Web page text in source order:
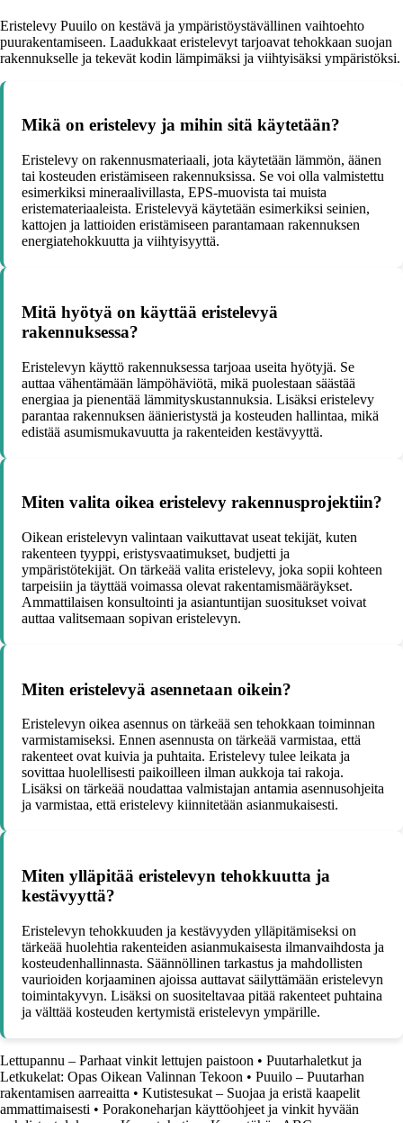
Eristelevy Puuilo on kestävä ja ympäristöystävällinen vaihtoehto
puurakentamiseen. Laadukkaat eristelevyt tarjoavat tehokkaan suojan
rakennukselle ja tekevät kodin lämpimäksi ja viihtyisäksi ympäristöksi.
Mikä on eristelevy ja mihin sitä käytetään?
Eristelevy on rakennusmateriaali, jota käytetään lämmön, äänen
tai kosteuden eristämiseen rakennuksissa. Se voi olla valmistettu
esimerkiksi mineraalivillasta, EPS-muovista tai muista
eristemateriaaleista. Eristelevyä käytetään esimerkiksi seinien,
kattojen ja lattioiden eristämiseen parantamaan rakennuksen
energiatehokkuutta ja viihtyisyyttä.
Mitä hyötyä on käyttää eristelevyä
rakennuksessa?
Eristelevyn käyttö rakennuksessa tarjoaa useita hyötyjä. Se
auttaa vähentämään lämpöhäviötä, mikä puolestaan säästää
energiaa ja pienentää lämmityskustannuksia. Lisäksi eristelevy
parantaa rakennuksen äänieristystä ja kosteuden hallintaa, mikä
edistää asumismukavuutta ja rakenteiden kestävyyttä.
Miten valita oikea eristelevy rakennusprojektiin?
Oikean eristelevyn valintaan vaikuttavat useat tekijät, kuten
rakenteen tyyppi, eristysvaatimukset, budjetti ja
ympäristötekijät. On tärkeää valita eristelevy, joka sopii kohteen
tarpeisiin ja täyttää voimassa olevat rakentamismääräykset.
Ammattilaisen konsultointi ja asiantuntijan suositukset voivat
auttaa valitsemaan sopivan eristelevyn.
Miten eristelevyä asennetaan oikein?
Eristelevyn oikea asennus on tärkeää sen tehokkaan toiminnan
varmistamiseksi. Ennen asennusta on tärkeää varmistaa, että
rakenteet ovat kuivia ja puhtaita. Eristelevy tulee leikata ja
sovittaa huolellisesti paikoilleen ilman aukkoja tai rakoja.
Lisäksi on tärkeää noudattaa valmistajan antamia asennusohjeita
ja varmistaa, että eristelevy kiinnitetään asianmukaisesti.
Miten ylläpitää eristelevyn tehokkuutta ja
kestävyyttä?
Eristelevyn tehokkuuden ja kestävyyden ylläpitämiseksi on
tärkeää huolehtia rakenteiden asianmukaisesta ilmanvaihdosta ja
kosteudenhallinnasta. Säännöllinen tarkastus ja mahdollisten
vaurioiden korjaaminen ajoissa auttavat säilyttämään eristelevyn
toimintakyvyn. Lisäksi on suositeltavaa pitää rakenteet puhtaina
ja välttää kosteuden kertymistä eristelevyn ympärille.
Lettupannu – Parhaat vinkit lettujen paistoon • Puutarhaletkut ja
Letkukelat: Opas Oikean Valinnan Tekoon • Puuilo – Puutarhan
rakentamisen aarreaitta • Kutistesukat – Suojaa ja eristä kaapelit
ammattimaisesti • Porakoneharjan käyttöohjeet ja vinkit hyvään